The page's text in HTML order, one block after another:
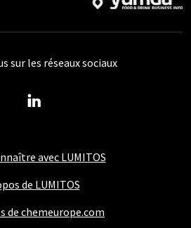
avec LUMITOS
de LUMITOS
de chemeurope.com
sur les réseaux sociaux